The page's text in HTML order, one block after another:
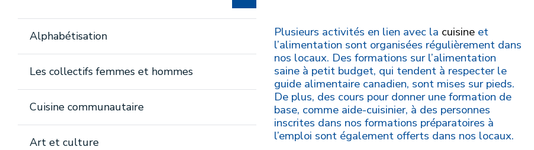
Alphabétisation
Les collectifs femmes et hommes
Cuisine communautaire
Art et culture
Plusieurs activités en lien avec la cuisine et
l’alimentation sont organisées régulièrement dans
nos locaux. Des formations sur l’alimentation
saine à petit budget, qui tendent à respecter le
guide alimentaire canadien, sont mises sur pieds.
De plus, des cours pour donner une formation de
base, comme aide-cuisinier, à des personnes
inscrites dans nos formations préparatoires à
l’emploi sont également offerts dans nos locaux.